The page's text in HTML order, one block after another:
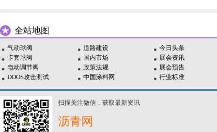
全站地图
气动球阀
卡套球阀
电动调节阀
DDOS攻击测试
道路建设
国内市场
政策法规
中国涂料网
今日头条
展会资讯
展会预告
行业标准
扫描关注微信，获取最新资讯
沥青网